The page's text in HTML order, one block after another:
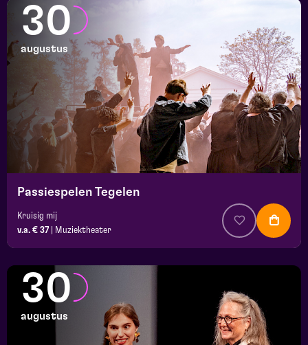
30
augustus
Passiespelen Tegelen
Kruisig mij
v.a. € 37
Muziektheater
30
augustus